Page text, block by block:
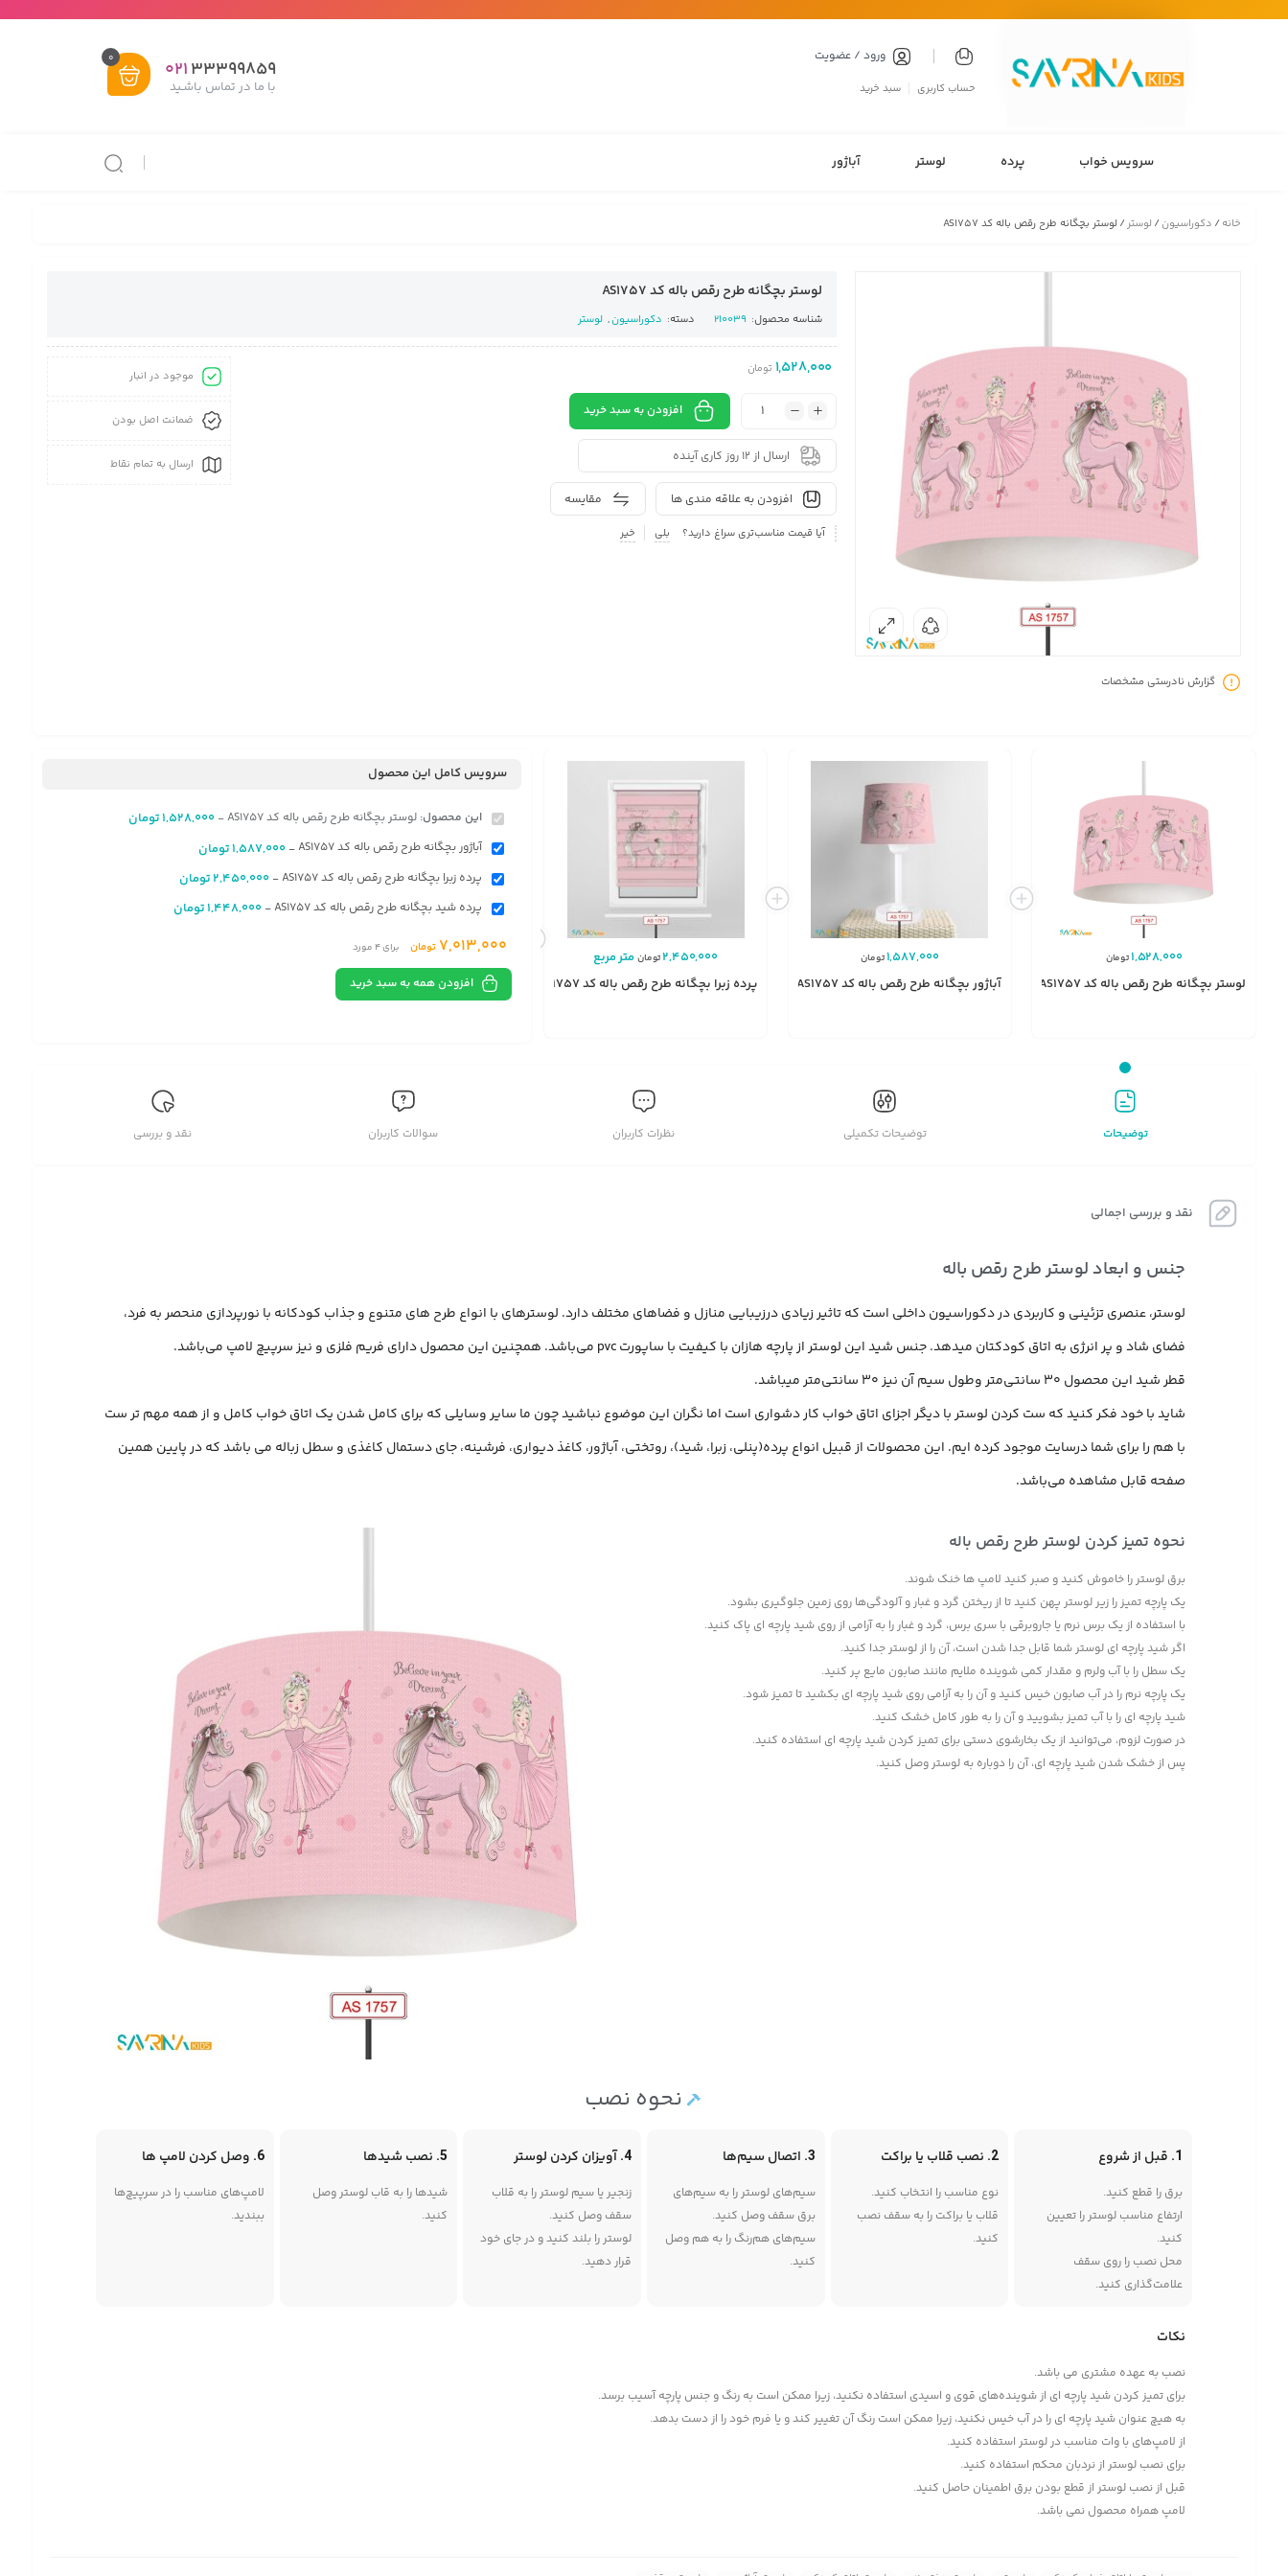
ورود / عضویت
حساب کاربری سبد خرید
33399859
021
با ما در تماس باشـید
0
سرویس خواب پرده لوستر آباژور
خانه/ دکوراسیون/ لوستر/ لوستر بچگانه طرح رقص باله کد AS1757
گزارش نادرستی مشخصات
لوستر بچگانه طرح رقص باله کد AS1757
شناسه محصول: 210039 دسته: دکوراسیون, لوستر
1,528,000 تومان
افزودن به سبد خرید
ارسال از 12 روز کاری آینده
مقایسه افزودن به علاقه مندی ها
آیا قیمت مناسب‌تری سراغ دارید؟ بلی خیر
موجود در انبار
ضمانت اصل بودن
ارسال به تمام نقاط
1,528,000تومان
لوستر بچگانه طرح رقص باله کد AS1757
1,587,000تومان
آباژور بچگانه طرح رقص باله کد AS1757
2,450,000تومانمتر مربع
پرده زبرا بچگانه طرح رقص باله کد AS1757
1,448,000
متر مربع
پرده شید بچگانه طرح رقص باله کد AS1757
سرویس کامل این محصول
این محصول: لوستر بچگانه طرح رقص باله کد AS1757 -
1,528,000تومان
آباژور بچگانه طرح رقص باله کد AS1757 -
1,587,000تومان
پرده زبرا بچگانه طرح رقص باله کد AS1757 -
2,450,000تومان
پرده شید بچگانه طرح رقص باله کد AS1757 -
1,448,000تومان
7,013,000 تومان برای4مورد
افزودن همه به سبد خرید
توضیحات توضیحات تکمیلی نظرات کاربران سوالات کاربران نقد و بررسی
نقد و بررسی اجمالی
جنس و ابعاد لوستر طرح رقص باله
لوستر، عنصری تزئینی و کاربردی در دکوراسیون داخلی است که تاثیر زیادی درزیبایی منازل و فضاهای مختلف دارد. لوسترهای با انواع طرح های متنوع و جذاب کودکانه با نورپردازی منحصر به فرد،
فضای شاد و پر انرژی به اتاق کودکتان میدهد. جنس شید این لوستر از پارچه هازان با کیفیت با ساپورت pvc می‌باشد. همچنین این محصول دارای فریم فلزی و نیز سرپیچ لامپ می‌باشد.
قطر شید این محصول 30 سانتی‌متر وطول سیم آن نیز 30 سانتی‌متر میباشد.
شاید با خود فکر کنید که ست کردن لوستر با دیگر اجزای اتاق خواب کار دشواری است اما نگران این موضوع نباشید چون ما سایر وسایلی که برای کامل شدن یک اتاق خواب کامل و از همه مهم تر ست
با هم را برای شما درسایت موجود کرده ایم. این محصولات از قبیل انواع پرده(پنلی، زبرا، شید)، روتختی، آباژور، کاغذ دیواری، فرشینه، جای دستمال کاغذی و سطل زباله می باشد که در پایین همین
صفحه قابل مشاهده می‌باشد.
نحوه تمیز کردن لوستر طرح رقص باله
برق لوستر را خاموش کنید و صبر کنید لامپ ها خنک شوند.
یک پارچه تمیز را زیر لوستر پهن کنید تا از ریختن گرد و غبار و آلودگی‌ها روی زمین جلوگیری بشود.
با استفاده از یک برس نرم یا جاروبرقی با سری برس، گرد و غبار را به آرامی از روی شید پارچه ای پاک کنید.
اگر شید پارچه ای لوستر شما قابل جدا شدن است، آن را از لوستر جدا کنید.
یک سطل را با آب ولرم و مقدار کمی شوینده ملایم مانند صابون مایع پر کنید.
یک پارچه نرم را در آب صابون خیس کنید و آن را به آرامی روی شید پارچه ای بکشید تا تمیز شود.
شید پارچه ای را با آب تمیز بشویید و آن را به طور کامل خشک کنید.
در صورت لزوم، می‌توانید از یک بخارشوی دستی برای تمیز کردن شید پارچه ای استفاده کنید.
پس از خشک شدن شید پارچه ای، آن را دوباره به لوستر وصل کنید.
نحوه نصب
1. قبل از شروع
برق را قطع کنید.
ارتفاع مناسب لوستر را تعیین
کنید.
محل نصب را روی سقف
علامت‌گذاری کنید.
2. نصب قلاب یا براکت
نوع مناسب را انتخاب کنید.
قلاب یا براکت را به سقف نصب
کنید.
3. اتصال سیم‌ها
سیم‌های لوستر را به سیم‌های
برق سقف وصل کنید.
سیم‌های هم‌رنگ را به هم وصل
کنید.
4. آویزان کردن لوستر
زنجیر یا سیم لوستر را به قلاب
سقف وصل کنید.
لوستر را بلند کنید و در جای خود
قرار دهید.
5. نصب شیدها
شیدها را به قاب لوستر وصل
کنید.
6. وصل کردن لامپ ها
لامپ‌های مناسب را در سرپیچ‌ها
ببندید.
نکات
نصب به عهده مشتری می باشد.
برای تمیز کردن شید پارچه ای از شوینده‌های قوی و اسیدی استفاده نکنید، زیرا ممکن است به رنگ و جنس پارچه آسیب برسد.
به هیچ عنوان شید پارچه ای را در آب خیس نکنید، زیرا ممکن است رنگ آن تغییر کند و یا فرم خود را از دست بدهد.
از لامپ‌های با وات مناسب در لوستر استفاده کنید.
برای نصب لوستر از نردبان محکم استفاده کنید.
قبل از نصب لوستر از قطع بودن برق اطمینان حاصل کنید.
لامپ همراه محصول نمی باشد.